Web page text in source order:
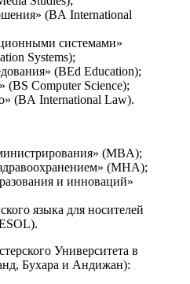
(BA International
системами»
Systems);
(BEd Education);
Computer Science);
(BA International Law).
(MBA);
(MHA);
и инноваций»
языка для носителей
Университета в
Бухара и Андижан):